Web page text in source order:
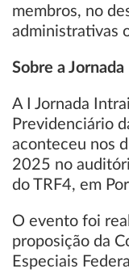
membros, no
administrativas
Sobre a Jornada
A I Jornada
Previdenciário
aconteceu nos
2025 no
do TRF4, em
O evento foi
proposição da
Especiais